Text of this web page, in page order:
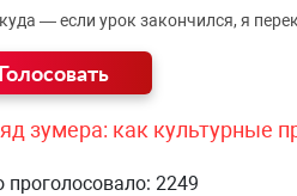
— если урок закончился, я
зумера: как культурные
проголосовало: 2249